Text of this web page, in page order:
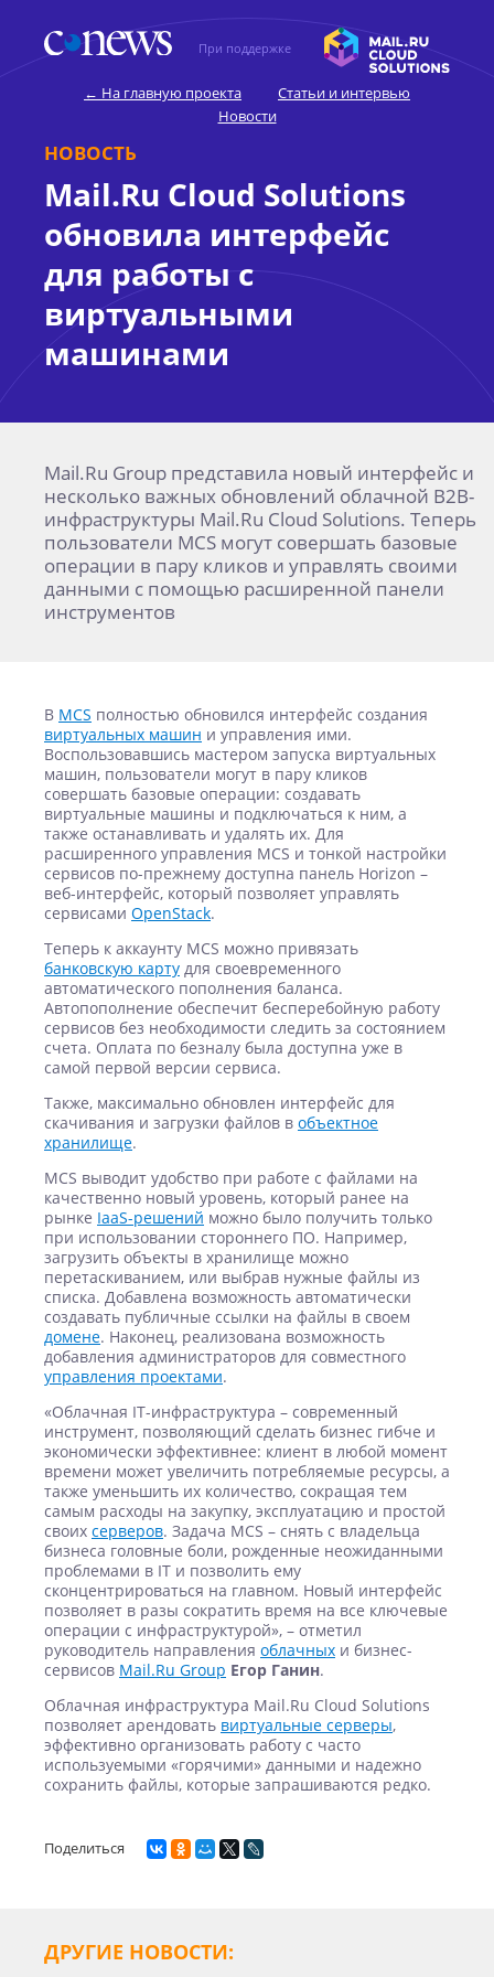
При поддержке
← На главную проекта
Статьи и интервью
Новости
НОВОСТЬ
Mail.Ru Cloud Solutions
обновила интерфейс
для работы с
виртуальными
машинами
Mail.Ru Group представила новый интерфейс и
несколько важных обновлений облачной B2B-
инфраструктуры Mail.Ru Cloud Solutions. Теперь
пользователи MCS могут совершать базовые
операции в пару кликов и управлять своими
данными с помощью расширенной панели
инструментов
В MCS полностью обновился интерфейс создания
виртуальных машин и управления ими.
Воспользовавшись мастером запуска виртуальных
машин, пользователи могут в пару кликов
совершать базовые операции: создавать
виртуальные машины и подключаться к ним, а
также останавливать и удалять их. Для
расширенного управления MCS и тонкой настройки
сервисов по-прежнему доступна панель Horizon –
веб-интерфейс, который позволяет управлять
сервисами OpenStack.
Теперь к аккаунту MCS можно привязать
банковскую карту для своевременного
автоматического пополнения баланса.
Автопополнение обеспечит бесперебойную работу
сервисов без необходимости следить за состоянием
счета. Оплата по безналу была доступна уже в
самой первой версии сервиса.
Также, максимально обновлен интерфейс для
скачивания и загрузки файлов в объектное
хранилище.
MCS выводит удобство при работе с файлами на
качественно новый уровень, который ранее на
рынке IaaS-решений можно было получить только
при использовании стороннего ПО. Например,
загрузить объекты в хранилище можно
перетаскиванием, или выбрав нужные файлы из
списка. Добавлена возможность автоматически
создавать публичные ссылки на файлы в своем
домене. Наконец, реализована возможность
добавления администраторов для совместного
управления проектами.
«Облачная IT-инфраструктура – современный
инструмент, позволяющий сделать бизнес гибче и
экономически эффективнее: клиент в любой момент
времени может увеличить потребляемые ресурсы, а
также уменьшить их количество, сокращая тем
самым расходы на закупку, эксплуатацию и простой
своих серверов. Задача MCS – снять с владельца
бизнеса головные боли, рожденные неожиданными
проблемами в IT и позволить ему
сконцентрироваться на главном. Новый интерфейс
позволяет в разы сократить время на все ключевые
операции с инфраструктурой», – отметил
руководитель направления облачных и бизнес-
сервисов Mail.Ru Group Егор Ганин.
Облачная инфраструктура Mail.Ru Cloud Solutions
позволяет арендовать виртуальные серверы,
эффективно организовать работу с часто
используемыми «горячими» данными и надежно
сохранить файлы, которые запрашиваются редко.
Поделиться
ДРУГИЕ НОВОСТИ: